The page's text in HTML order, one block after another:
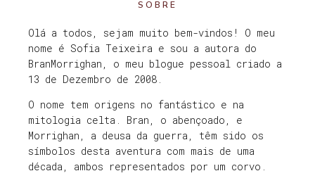
SOBRE
Olá a todos, sejam muito bem-vindos! O meu
nome é Sofia Teixeira e sou a autora do
BranMorrighan, o meu blogue pessoal criado a
13 de Dezembro de 2008.
O nome tem origens no fantástico e na
mitologia celta. Bran, o abençoado, e
Morrighan, a deusa da guerra, têm sido os
símbolos desta aventura com mais de uma
década, ambos representados por um corvo.